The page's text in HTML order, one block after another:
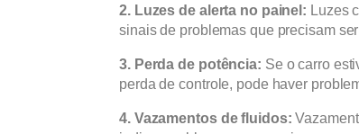
2. Luzes de alerta no painel: Luzes
sinais de problemas que precisam
3. Perda de potência: Se o carro
perda de controle, pode haver
4. Vazamentos de fluidos: